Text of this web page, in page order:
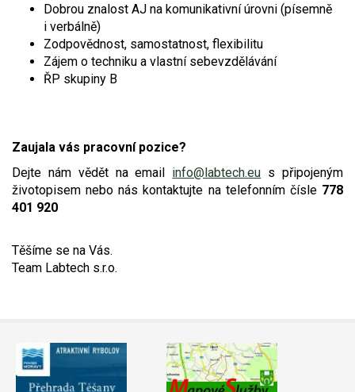
Dobrou znalost AJ na komunikativní úrovni (písemně
i verbálně)
Zodpovědnost, samostatnost, flexibilitu
Zájem o techniku a vlastní sebevzdělávání
ŘP skupiny B
Zaujala vás pracovní pozice?
Dejte nám vědět na email info@labtech.eu s připojeným
životopisem nebo nás kontaktujte na telefonním čísle 778
401 920
Těšíme se na Vás.
Team Labtech s.r.o.